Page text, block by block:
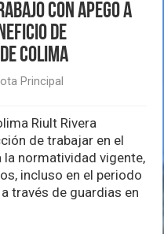
con apego a
de
Colima
Principal
Riult Rivera
de trabajar en el
normatividad vigente,
incluso en el periodo
través de guardias en